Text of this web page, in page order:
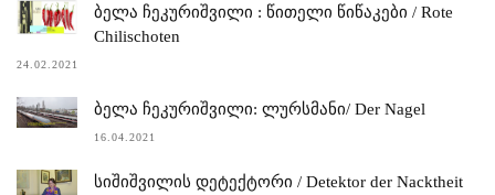
ბელა ჩეკურიშვილი : წითელი წიწაკები / Rote
Chilischoten
24.02.2021
ბელა ჩეკურიშვილი: ლურსმანი/ Der Nagel
16.04.2021
სიშიშვილის დეტექტორი / Detektor der Nacktheit